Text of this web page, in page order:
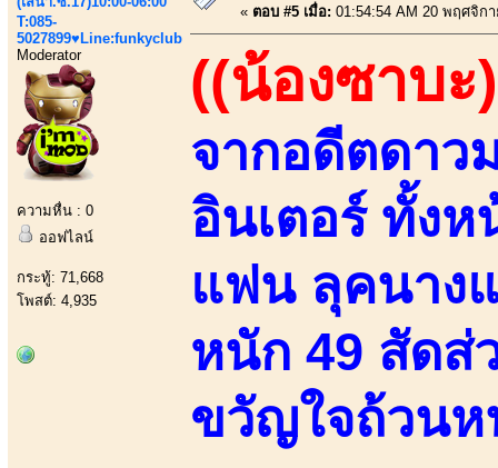
T:085-
5027899♥Line:funkyclub
Moderator
ความหื่น : 0
ออฟไลน์
กระทู้: 71,668
โพสต์: 4,935
« ตอบ #5 เมื่อ: 01:54:54 AM 20 พฤศจิก
((น้องซาบะ
จากอดีตดาว
อินเตอร์ ทั้งห
แฟน ลุคนาง
หนัก 49 สัดส่
ขวัญใจถ้วนห